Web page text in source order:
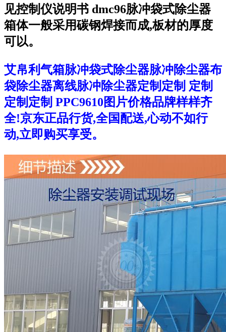
见控制仪说明书 dmc96脉冲袋式除尘器
箱体一般采用碳钢焊接而成,板材的厚度
可以。
艾帛利气箱脉冲袋式除尘器脉冲除尘器布
袋除尘器离线脉冲除尘器定制定制 定制
定制定制 PPC9610图片价格品牌样样齐
全!京东正品行货,全国配送,心动不如行
动,立即购买享受。